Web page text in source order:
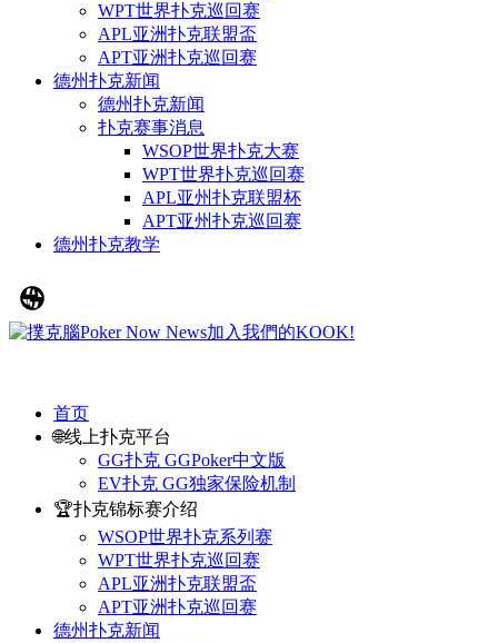
WPT世界扑克巡回赛
APL亚洲扑克联盟盃
APT亚洲扑克巡回赛
德州扑克新闻
德州扑克新闻
扑克赛事消息
WSOP世界扑克大赛
WPT世界扑克巡回赛
APL亚州扑克联盟杯
APT亚州扑克巡回赛
德州扑克教学
首页
🌐线上扑克平台
GG扑克 GGPoker中文版
EV扑克 GG独家保险机制
🏆扑克锦标赛介绍
WSOP世界扑克系列赛
WPT世界扑克巡回赛
APL亚洲扑克联盟盃
APT亚洲扑克巡回赛
德州扑克新闻